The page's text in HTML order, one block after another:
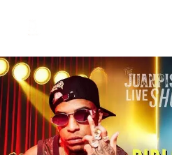
Inicio Real FM
Streaming
En Vivo